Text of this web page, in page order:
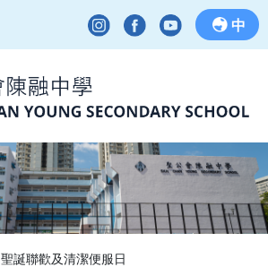
中
聖誕聯歡及清潔便服日